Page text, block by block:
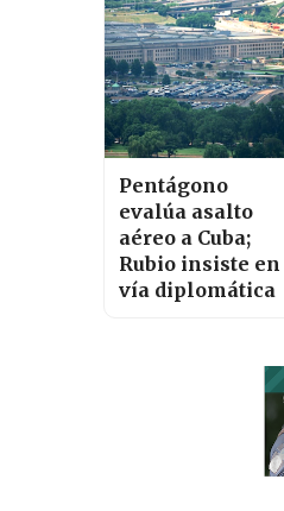
Pentágono
evalúa asalto
aéreo a Cuba;
Rubio insiste en
vía diplomática